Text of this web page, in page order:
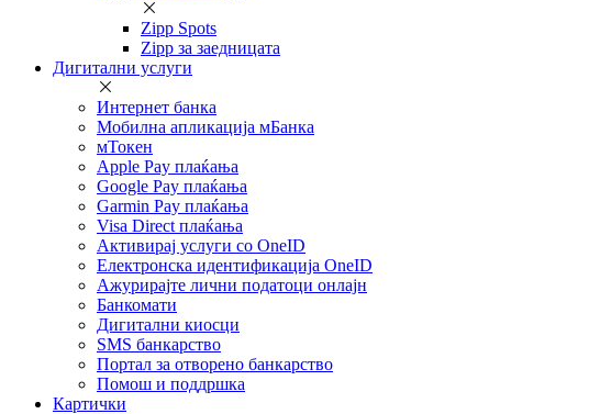
Zipp Spots
Zipp за заедницата
Дигитални услуги
Интернет банка
Мобилна апликација мБанка
мТокен
Apple Pay плаќања
Google Pay плаќања
Garmin Pay плаќања
Visa Direct плаќања
Активирај услуги со OneID
Електронска идентификација OneID
Ажурирајте лични податоци онлајн
Банкомати
Дигитални киосци
SMS банкарство
Портал за отворeно банкарство
Помош и поддршка
Картички